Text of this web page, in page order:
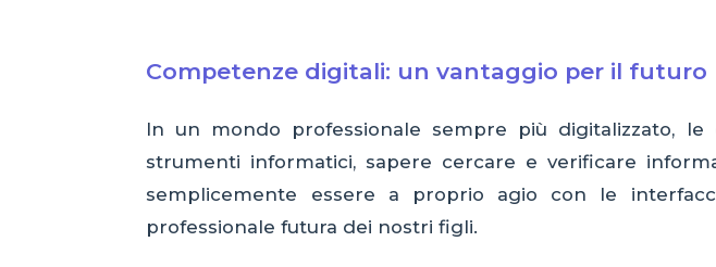
Competenze digitali: un vantaggio per il futuro
In un mondo professionale sempre più digitalizzato,
strumenti informatici, sapere cercare e verificare
semplicemente essere a proprio agio con le
professionale futura dei nostri figli.